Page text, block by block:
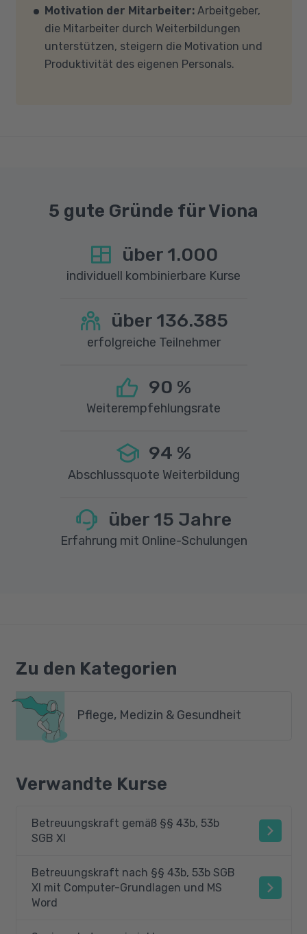
und -einstellungen (Anti-Viren-Programme,
Firewalls etc.) die Verbindung mit MS Teams
nicht blockieren. Bitte beachten Sie außerdem,
dass für eine reibungslose Übertragung eine
Motivation der Mitarbeiter: Arbeitgeber,
die Mitarbeiter durch Weiterbildungen
unterstützen, steigern die Motivation und
Produktivität des eigenen Personals.
5 gute Gründe für Viona
über 1.000
individuell kombinierbare Kurse
über 136.385
erfolgreiche Teilnehmer
90 %
Weiterempfehlungsrate
94 %
Abschlussquote Weiterbildung
über 15 Jahre
Erfahrung mit Online-Schulungen
Zu den Kategorien
Pflege, Medizin & Gesundheit
Verwandte Kurse
Betreuungskraft gemäß §§ 43b, 53b
SGB XI
Betreuungskraft nach §§ 43b, 53b SGB
XI mit Computer-Grundlagen und MS
Word